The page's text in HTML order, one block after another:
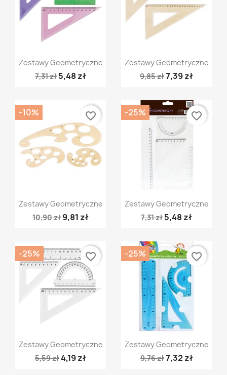
Szybki podgląd
Zestawy Geometryczne
7,31 zł 5,48 zł
Szybki podgląd
Zestawy Geometryczne
9,85 zł7,39 zł
Szybki podgląd
Zestawy Geometryczne
10,90 zł 9,81 zł
-10% favorite_border
Szybki podgląd
Zestawy Geometryczne
7,31 zł 5,48 zł
-25% favorite_border
Szybki podgląd
Zestawy Geometryczne
5,59 zł4,19 zł
-25% favorite_border
Szybki podgląd
Zestawy Geometryczne
9,76 zł7,32 zł
-25% favorite_border